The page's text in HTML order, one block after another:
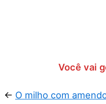
Você vai
← O milho com